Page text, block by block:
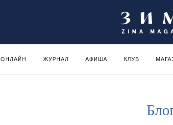
ОНЛАЙН ЖУРНАЛ АФИША КЛУБ